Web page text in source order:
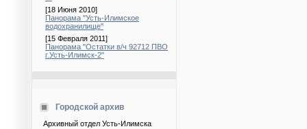
[18 Июня 2010]
Панорама "Усть-Илимское
водохранилище"
[15 Февраля 2011]
Панорама "Остатки в/ч 92712 ПВО
г.Усть-Илимск-2"
Городской архив
Архивный отдел Усть-Илимска